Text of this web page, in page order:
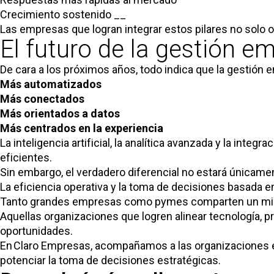
Crecimiento sostenido __
Las empresas que logran integrar estos pilares no
El futuro de la gestión
De cara a los próximos años, todo indica que la
Más automatizados
Más conectados
Más orientados a datos
Más centrados en la experiencia
La inteligencia artificial, la analítica avanzada y la
eficientes.
Sin embargo, el verdadero diferencial no estará
La eficiencia operativa y la toma de decisiones basada
Tanto grandes empresas como pymes comparten un
Aquellas organizaciones que logren alinear tecnología,
oportunidades.
En Claro Empresas, acompañamos a las
potenciar la toma de decisiones estratégicas.